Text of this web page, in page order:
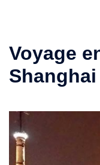
Voyage
Shanghai